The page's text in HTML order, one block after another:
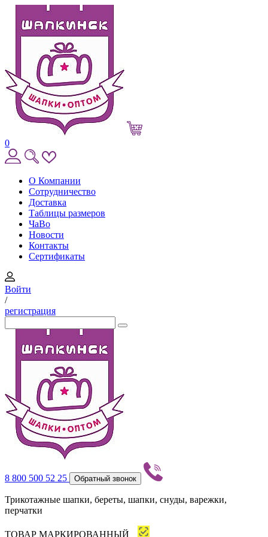
0
О Компании
Сотрудничество
Доставка
Таблицы размеров
ЧаВо
Новости
Контакты
Сертификаты
Войти
/
регистрация
8 800 500 52 25 Обратный звонок
Трикотажные шапки, береты, шапки, снуды, варежки,
перчатки
ТОВАР МАРКИРОВАННЫЙ